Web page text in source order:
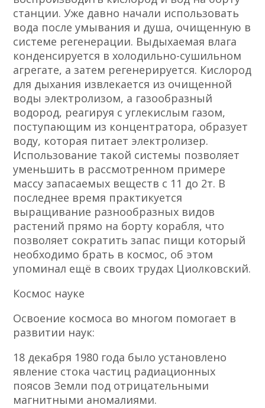
станции. Уже давно начали использовать
вода после умывания и душа, очищенную в
системе регенерации. Выдыхаемая влага
конденсируется в холодильно-сушильном
агрегате, а затем регенерируется. Кислород
для дыхания извлекается из очищенной
воды электролизом, а газообразный
водород, реагируя с углекислым газом,
поступающим из концентратора, образует
воду, которая питает электролизер.
Использование такой системы позволяет
уменьшить в рассмотренном примере
массу запасаемых веществ с 11 до 2т. В
последнее время практикуется
выращивание разнообразных видов
растений прямо на борту корабля, что
позволяет сократить запас пищи который
необходимо брать в космос, об этом
упоминал ещё в своих трудах Циолковский.
Космос науке
Освоение космоса во многом помогает в
развитии наук:
18 декабря 1980 года было установлено
явление стока частиц радиационных
поясов Земли под отрицательными
магнитными аномалиями.